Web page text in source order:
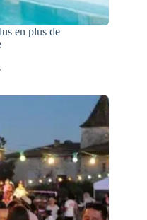
en plus de